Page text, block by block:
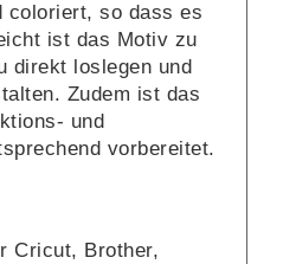
coloriert, so dass es
ist das Motiv zu
direkt loslegen und
Zudem ist das
und
vorbereitet.
Cricut, Brother,